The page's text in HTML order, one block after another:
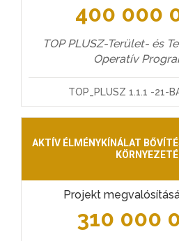
400 000
TOP PLUSZ-Terület- és
Operatív
TOP_PLUSZ 1.1.1 -21-
AKTÍV ÉLMÉNYKÍNÁLAT
Projekt
310 000